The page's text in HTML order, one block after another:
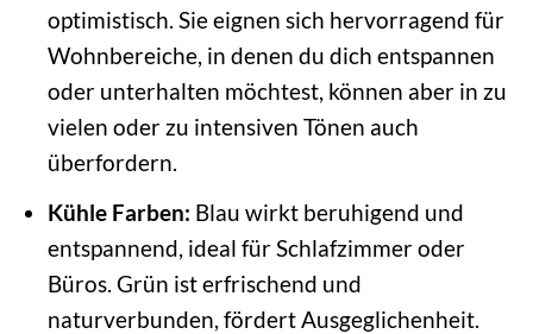
optimistisch. Sie eignen sich hervorragend für
Wohnbereiche, in denen du dich entspannen
oder unterhalten möchtest, können aber in zu
vielen oder zu intensiven Tönen auch
überfordern.
Kühle Farben: Blau wirkt beruhigend und
entspannend, ideal für Schlafzimmer oder
Büros. Grün ist erfrischend und
naturverbunden, fördert Ausgeglichenheit.